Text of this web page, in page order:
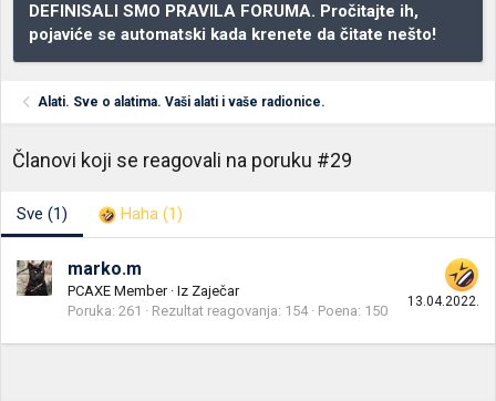
DEFINISALI SMO PRAVILA FORUMA. Pročitajte ih,
pojaviće se automatski kada krenete da čitate nešto!
Alati. Sve o alatima. Vaši alati i vaše radionice.
Članovi koji se reagovali na poruku #29
Sve (1) Haha (1)
13.04.2022.
marko.m
PCAXE Member · Iz Zaječar
Poruka 261 Rezultat reagovanja 154 Poena 150